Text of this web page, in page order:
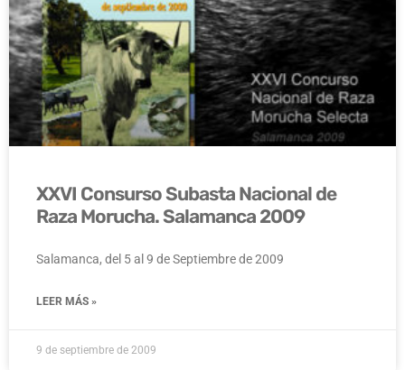
XXVI Consurso Subasta Nacional de
Raza Morucha. Salamanca 2009
Salamanca, del 5 al 9 de Septiembre de 2009
LEER MÁS »
9 de septiembre de 2009